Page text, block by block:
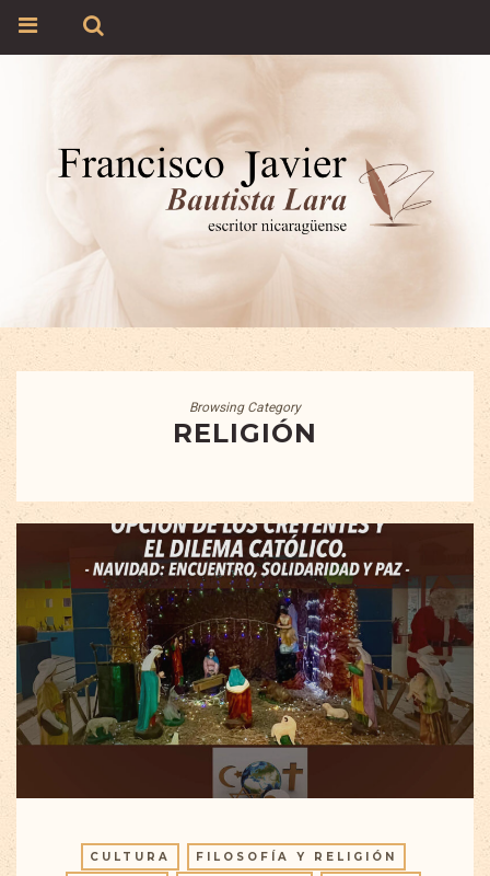
Browsing Category
RELIGIÓN
CULTURA
FILOSOFÍA Y RELIGIÓN